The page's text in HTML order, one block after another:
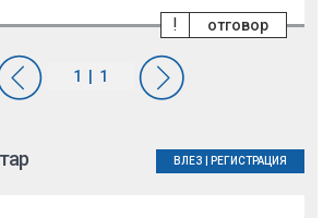
отговор
!
ВЛЕЗ РЕГИСТРАЦИЯ